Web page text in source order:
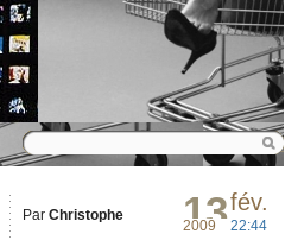
13fév.
2009 22:44
Par Christophe